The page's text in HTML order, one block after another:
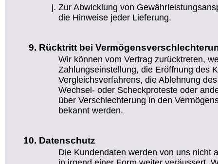
Zur Abwicklung von
die Hinweise jeder Lieferung.
Rücktritt bei
Wir können vom Vertrag zurücktreten,
Zahlungseinstellung, die Eröffnung des
Vergleichsverfahrens, die Ablehnung
Wechsel- oder Scheckproteste oder
über Verschlechterung in den
bekannt werden.
Datenschutz
Die Kundendaten werden von uns nicht